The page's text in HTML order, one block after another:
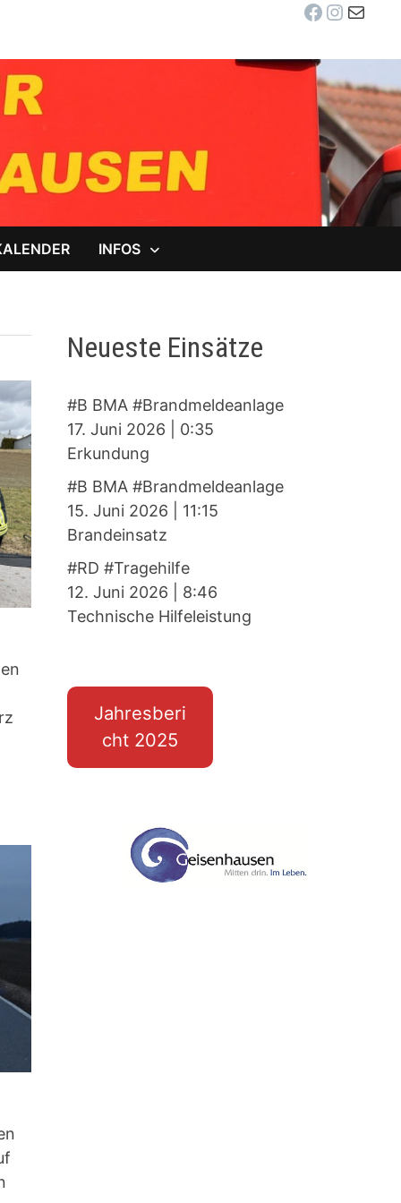
Facebook
E-Mail
INFOS
Neueste Einsätze
#B BMA #Brandmeldeanlage
17. Juni 2026
0:35
Erkundung
#B BMA #Brandmeldeanlage
15. Juni 2026
11:15
Brandeinsatz
#RD #Tragehilfe
12. Juni 2026
8:46
Technische Hilfeleistung
Jahresberi
cht 2025